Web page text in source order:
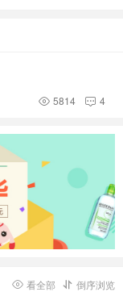
 4
 5814
 倒序浏览
 看全部